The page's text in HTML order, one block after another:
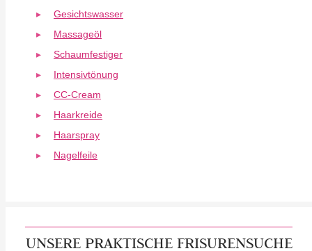
Gesichtswasser
Massageöl
Schaumfestiger
Intensivtönung
CC-Cream
Haarkreide
Haarspray
Nagelfeile
UNSERE PRAKTISCHE FRISURENSUCHE